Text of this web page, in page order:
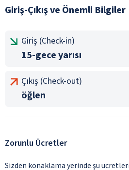
Giriş-Çıkış ve Önemli Bilgiler
Giriş (Check-in)
15-gece yarısı
Çıkış (Check-out)
öğlen
Zorunlu Ücretler
Sizden konaklama yerinde şu